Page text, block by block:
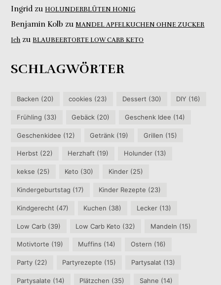
IngridzuHOLUNDERBLÜTEN HONIG
Benjamin Kolb zuMANDEL APFELKUCHEN OHNE ZUCKER
Ich zuBLAUBEERTORTE LOW CARB KETO
SCHLAGWÖRTER
Backen (20) cookies (23) Dessert (30) DIY (16)
Frühling (33) Gebäck (20) Geschenk Idee (14)
Geschenkidee (12) Getränk (19) Grillen (15)
Herbst (22) Herzhaft (19) Holunder(13)
kekse (25) Keto (30) Kinder(25)
Kindergeburtstag (17) Kinder Rezepte (23)
Kindgerecht (47) Kuchen (38) Lecker(13)
Low Carb (39) Low Carb Keto (32) Mandeln (15)
Motivtorte (19) Muffins (14) Ostern (16)
Party (22) Partyrezepte (15) Partysalat (13)
Partysalate (14) Plätzchen (35) Sahne (14)